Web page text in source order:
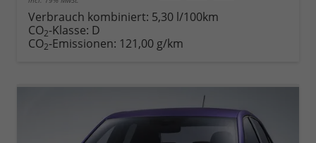
anfordern
Datei,
Verbrauch kombiniert: 5,30 l/100km
CO2-Klasse: D
CO2-Emissionen: 121,00 g/km